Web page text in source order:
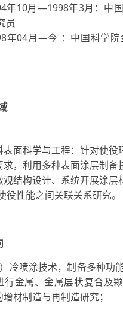
10月—1998年3月：中国
员
04月—今 ：中国科学院
科学与工程：针对使役
求，利用多种表面涂层制备
观结构设计、系统开展涂层
役性能之间关联关系研究。
喷涂技术，制备多种功
行金属、金属层状复合及
材制造与再制造研究；